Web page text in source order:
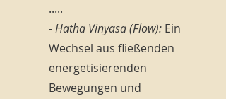
.....
-Hatha Vinyasa (Flow): Ein
Wechsel aus fließenden
energetisierenden
Bewegungen und